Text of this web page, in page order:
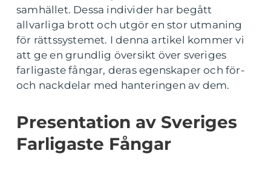
samhället. Dessa individer har begått
allvarliga brott och utgör en stor utmaning
för rättssystemet. I denna artikel kommer vi
att ge en grundlig översikt över sveriges
farligaste fångar, deras egenskaper och för-
och nackdelar med hanteringen av dem.
Presentation av Sveriges
Farligaste Fångar